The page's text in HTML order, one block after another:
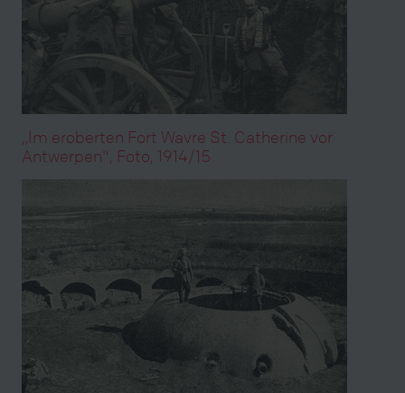
„Im eroberten Fort Wavre St. Catherine vor
Antwerpen", Foto, 1914/15